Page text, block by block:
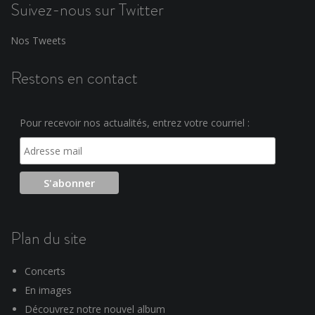
Suivez-nous sur Twitter
Nos Tweets
Restons en contact
Pour recevoir nos actualités, entrez votre courriel :
Plan du site
Concerts
En images
Découvrez notre nouvel album